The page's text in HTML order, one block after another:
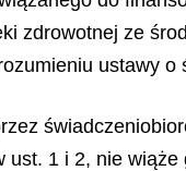
zdrowotnej ze
ustawy o
ust. 1 i 2, nie wiąże